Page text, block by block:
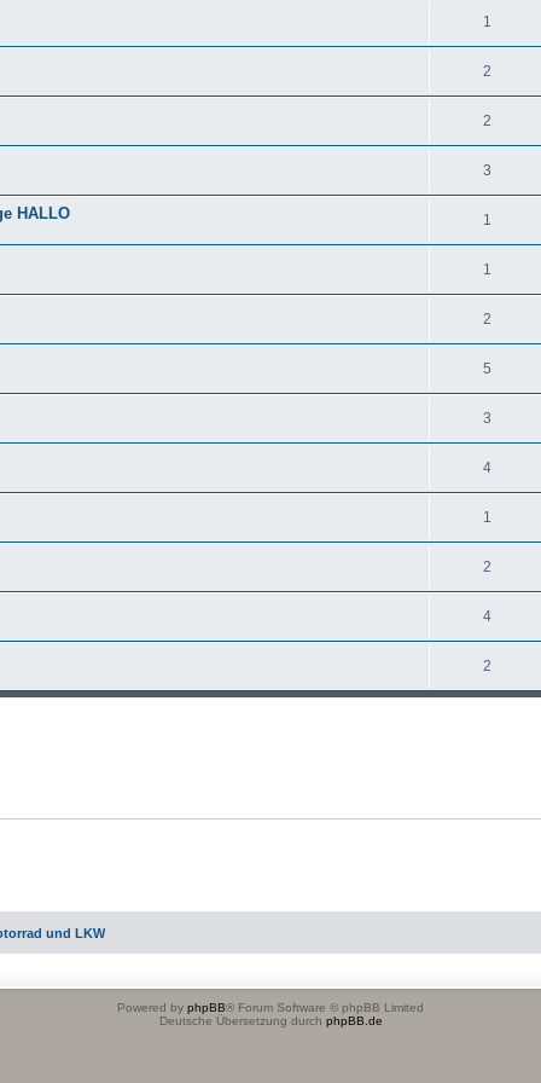
1
2
2
3
HALLO 1
1
2
5
3
4
1
2
4
2
und LKW
Powered by phpBB® Forum Software © phpBB Limited
Deutsche Übersetzung durch phpBB.de